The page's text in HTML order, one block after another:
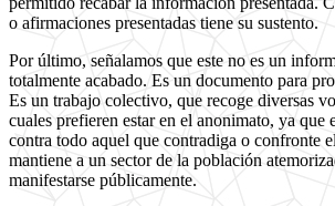
o afirmaciones presentadas tiene su sustento.
Por último, señalamos que este no es un
totalmente acabado. Es un documento para
Es un trabajo colectivo, que recoge diversas
cuales prefieren estar en el anonimato, ya que
contra todo aquel que contradiga o confronte
mantiene a un sector de la población
manifestarse públicamente.